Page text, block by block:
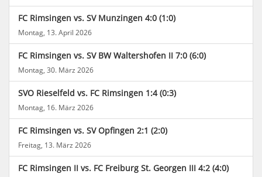
FC Rimsingen vs. SV Munzingen 4:0 (1:0)
Montag, 13. April 2026
FC Rimsingen vs. SV BW Waltershofen II 7:0 (6:0)
Montag, 30. März 2026
SVO Rieselfeld vs. FC Rimsingen 1:4 (0:3)
Montag, 16. März 2026
FC Rimsingen vs. SV Opfingen 2:1 (2:0)
Freitag, 13. März 2026
FC Rimsingen II vs. FC Freiburg St. Georgen III 4:2 (4:0)